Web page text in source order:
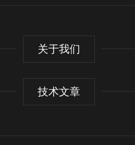
关于我们
技术文章